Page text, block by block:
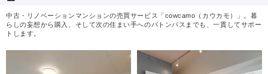
中古・リノベーションマンションの売買サービス「cowcamo（カウカモ）」。暮
らしの妄想から購入、そして次の住まい手へのバトンパスまでも、一貫してサポー
トします。